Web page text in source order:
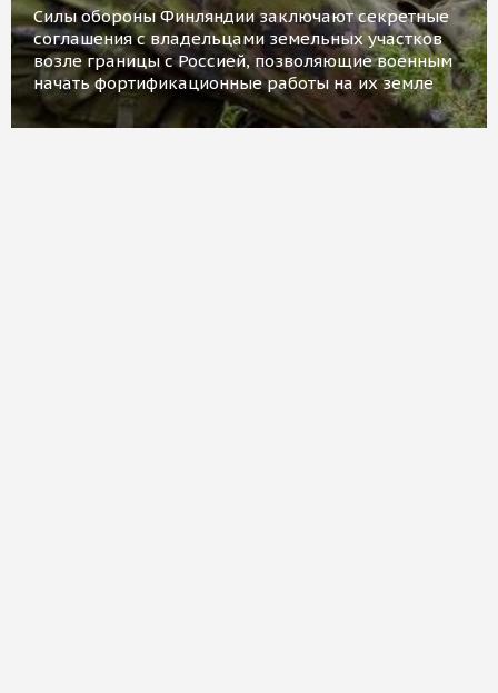
Силы обороны Финляндии заключают секретные
соглашения с владельцами земельных участков
возле границы с Россией, позволяющие военным
начать фортификационные работы на их земле